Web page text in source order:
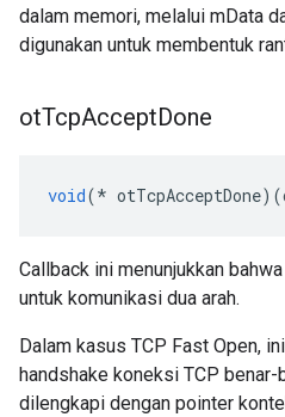
dalam memori, melalui mData
digunakan untuk membentuk
otTcpAcceptDone
void(* otTcpAcceptDone)(
Callback ini menunjukkan
untuk komunikasi dua arah.
Dalam kasus TCP Fast Open,
handshake koneksi TCP
dilengkapi dengan pointer